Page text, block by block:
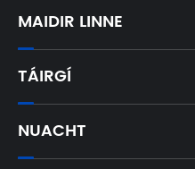
MAIDIR LINNE
TÁIRGÍ
NUACHT